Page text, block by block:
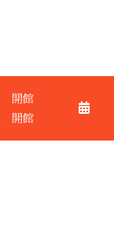
開館
開館